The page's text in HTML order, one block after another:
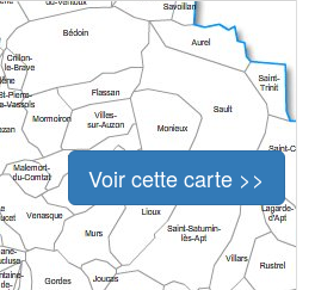
Voir cette carte >>